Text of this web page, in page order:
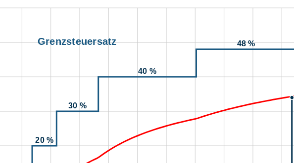
Grenzsteuersatz
20 %
30 %
40 %
48 %